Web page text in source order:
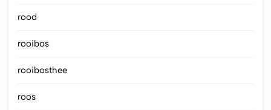
rood
rooibos
rooibosthee
roos